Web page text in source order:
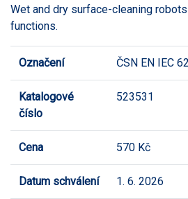
Wet and dry surface-cleaning
functions.
Označení ČSN EN IEC
Katalogové
číslo
523531
Cena 570 Kč
Datum schválení 1. 6. 2026